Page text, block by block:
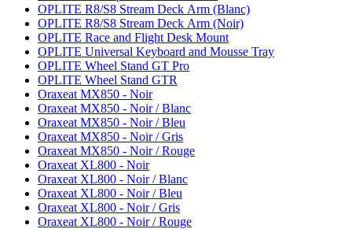
OPLITE R8/S8 Stream Deck Arm (Blanc)
OPLITE R8/S8 Stream Deck Arm (Noir)
OPLITE Race and Flight Desk Mount
OPLITE Universal Keyboard and Mousse Tray
OPLITE Wheel Stand GT Pro
OPLITE Wheel Stand GTR
Oraxeat MX850 - Noir
Oraxeat MX850 - Noir / Blanc
Oraxeat MX850 - Noir / Bleu
Oraxeat MX850 - Noir / Gris
Oraxeat MX850 - Noir / Rouge
Oraxeat XL800 - Noir
Oraxeat XL800 - Noir / Blanc
Oraxeat XL800 - Noir / Bleu
Oraxeat XL800 - Noir / Gris
Oraxeat XL800 - Noir / Rouge